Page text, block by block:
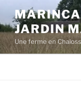
contenu
principal
JARDIN
Une ferme en